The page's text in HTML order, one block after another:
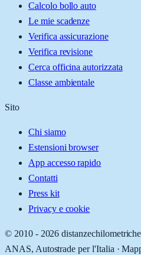
Calcolo bollo auto
Le mie scadenze
Verifica assicurazione
Verifica revisione
Cerca officina autorizzata
Classe ambientale
Sito
Chi siamo
Estensioni browser
App accesso rapido
Contatti
Press kit
Privacy e cookie
© 2010 - 2026
ANAS, Autostrade per l'Italia ·